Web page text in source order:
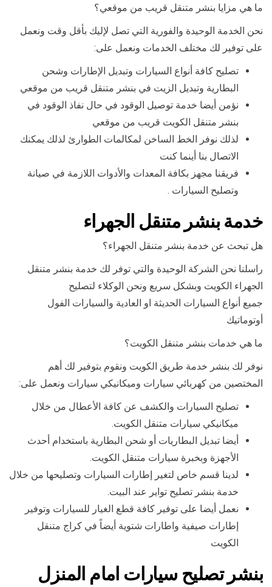
ما هي مزايا بنشر متنقل قريب من موقعي؟
نحن الخدمة الوحيدة والفورية التي تصل لإليك بأقل وقت ونعمل
على توفير لك مختلف الخدمات ونعمل على:
تصليح كافة أنواع السيارات وتبديل الإطارات وشحن
البطارية وتبديل الزيت في بنشر متنقل قريب من موقعي
نؤمن أيضا خدمة توصيل الوقود في حال نفاذ الوقود في
بنشر متنقل الكويت قريب من موقعي
لذلك نوفر الخط الساخن لمكالمات الطوارئ لذلك يمكنك
الاتصال بنا أينما كنت
فريقنا مجهز بكافة المعدات والأدوات اللازمة في صيانة
وتصليح السيارات .
خدمة بنشر متنقل الجهراء
هل تبحث عن خدمة بنشر متنقل الجهراء؟
راسلنا نحن الشركة الوحيدة والتي توفر لك خدمة بنشر متنقل
الجهراء الكويت وبشكل سريع ونحن الوكلاء لتصليح
جميع أنواع السيارات الحديثة او العادية والسيارات الفول
أوتوماتيك
ما هي خدمات بنشر متنقل الكويت؟
نوفر لك بنشر خدمة طريق الكويت ونقوم بتوفير لك أهم
المختصين من كهربائي سيارات وميكانيكي سيارات ونعمل على:
تصليح السيارات والكشف عن كافة الأعطال من خلال
ميكانيكي سيارات متنقل الكويت.
أيضا تبديل البطاريات أو شحن البطارية باستخدام أحدث
الأجهزة وبخبرة سيارات متنقل الكويت.
لدينا قسم خاص لتغير إطارات السيارات وتصليحها من خلال
خدمة بنشر تصليح تواير عند البيت.
نعمل أيضا على توفير كافة قطع الغيار للسيارات وتوفير
إطارات صيفية واطارات شتوية أيضاً في كراج متنقل
الكويت
بنشر تصليح سيارات امام المنزل